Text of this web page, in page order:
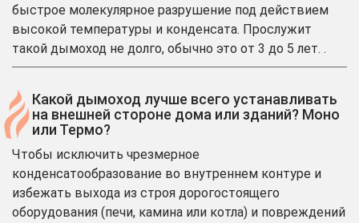
быстрое молекулярное разрушение под действием
высокой температуры и конденсата. Прослужит
такой дымоход не долго, обычно это от 3 до 5 лет. .
Какой дымоход лучше всего устанавливать
на внешней стороне дома или зданий? Моно
или Термо?
Чтобы исключить чрезмерное
конденсатообразование во внутреннем контуре и
избежать выхода из строя дорогостоящего
оборудования (печи, камина или котла) и повреждений